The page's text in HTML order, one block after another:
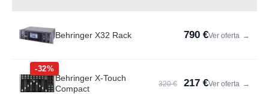
Behringer X32 Rack 790 €Ver oferta →
-32%
Behringer X-Touch
Compact
320 € 217 €Ver oferta →